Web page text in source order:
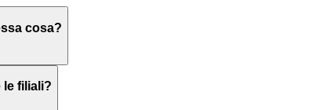
cosa?
Worldwide Interbank Financial
le filiali?